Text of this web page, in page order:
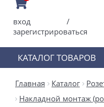
вход
/
зарегистрироваться
КАТАЛОГ ТОВАРОВ
Главная Каталог
Накладной монтаж